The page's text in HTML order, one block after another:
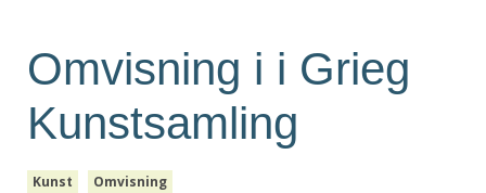
Omvisning i i Grieg
Kunstsamling
Kunst Omvisning